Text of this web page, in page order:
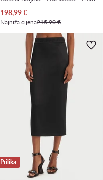
Trenutna cijena
198,99€
Najniža cijena215,90 €
Prilika